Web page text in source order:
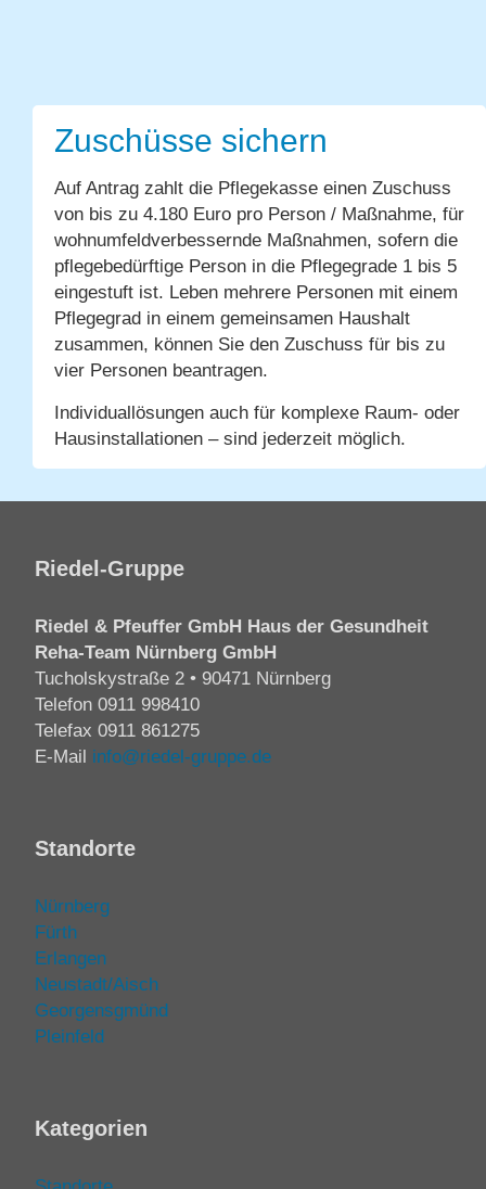
Zuschüsse sichern
Auf Antrag zahlt die Pflegekasse einen Zuschuss
von bis zu 4.180 Euro pro Person / Maßnahme, für
wohnumfeldverbessernde Maßnahmen, sofern die
pflegebedürftige Person in die Pflegegrade 1 bis 5
eingestuft ist. Leben mehrere Personen mit einem
Pflegegrad in einem gemeinsamen Haushalt
zusammen, können Sie den Zuschuss für bis zu
vier Personen beantragen.
Individuallösungen auch für komplexe Raum- oder
Hausinstallationen – sind jederzeit möglich.
Riedel-Gruppe
Riedel & Pfeuffer GmbH Haus der Gesundheit
Reha-Team Nürnberg GmbH
Tucholskystraße 2 • 90471 Nürnberg
Telefon 0911 998410
Telefax 0911 861275
E-Mail info@riedel-gruppe.de
Standorte
Nürnberg
Fürth
Erlangen
Neustadt/Aisch
Georgensgmünd
Pleinfeld
Kategorien